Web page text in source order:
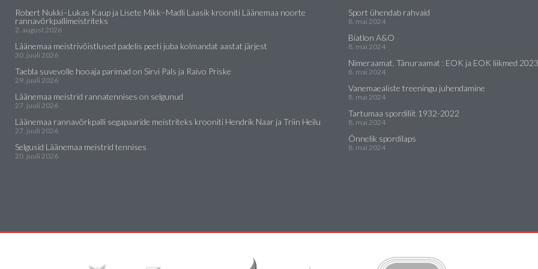
Robert Nukki–Lukas Kaup ja Lisete Mikk–Madli Laasik krooniti Läänemaa noorte
rannavõrkpallimeistriteks
2. august 2026
Läänemaa meistrivõistlused padelis peeti juba kolmandat aastat järjest
30. juuli 2026
Taebla suvevolle hooaja parimad on Sirvi Pals ja Raivo Priske
29. juuli 2026
Läänemaa meistrid rannatennises on selgunud
27. juuli 2026
Läänemaa rannavõrkpalli segapaaride meistriteks krooniti Hendrik Naar ja Triin Heilu
27. juuli 2026
Selgusid Läänemaa meistrid tennises
20. juuli 2026
Sport ühendab rahvaid
8. mai 2024
Biatlon A&O
8. mai 2024
Nimeraamat. Tänuraamat : EOK ja EOK liikmed 2023
8. mai 2024
Vanemaealiste treeningu juhendamine
8. mai 2024
Tartumaa spordiliit 1932-2022
8. mai 2024
Õnnelik spordilaps
8. mai 2024